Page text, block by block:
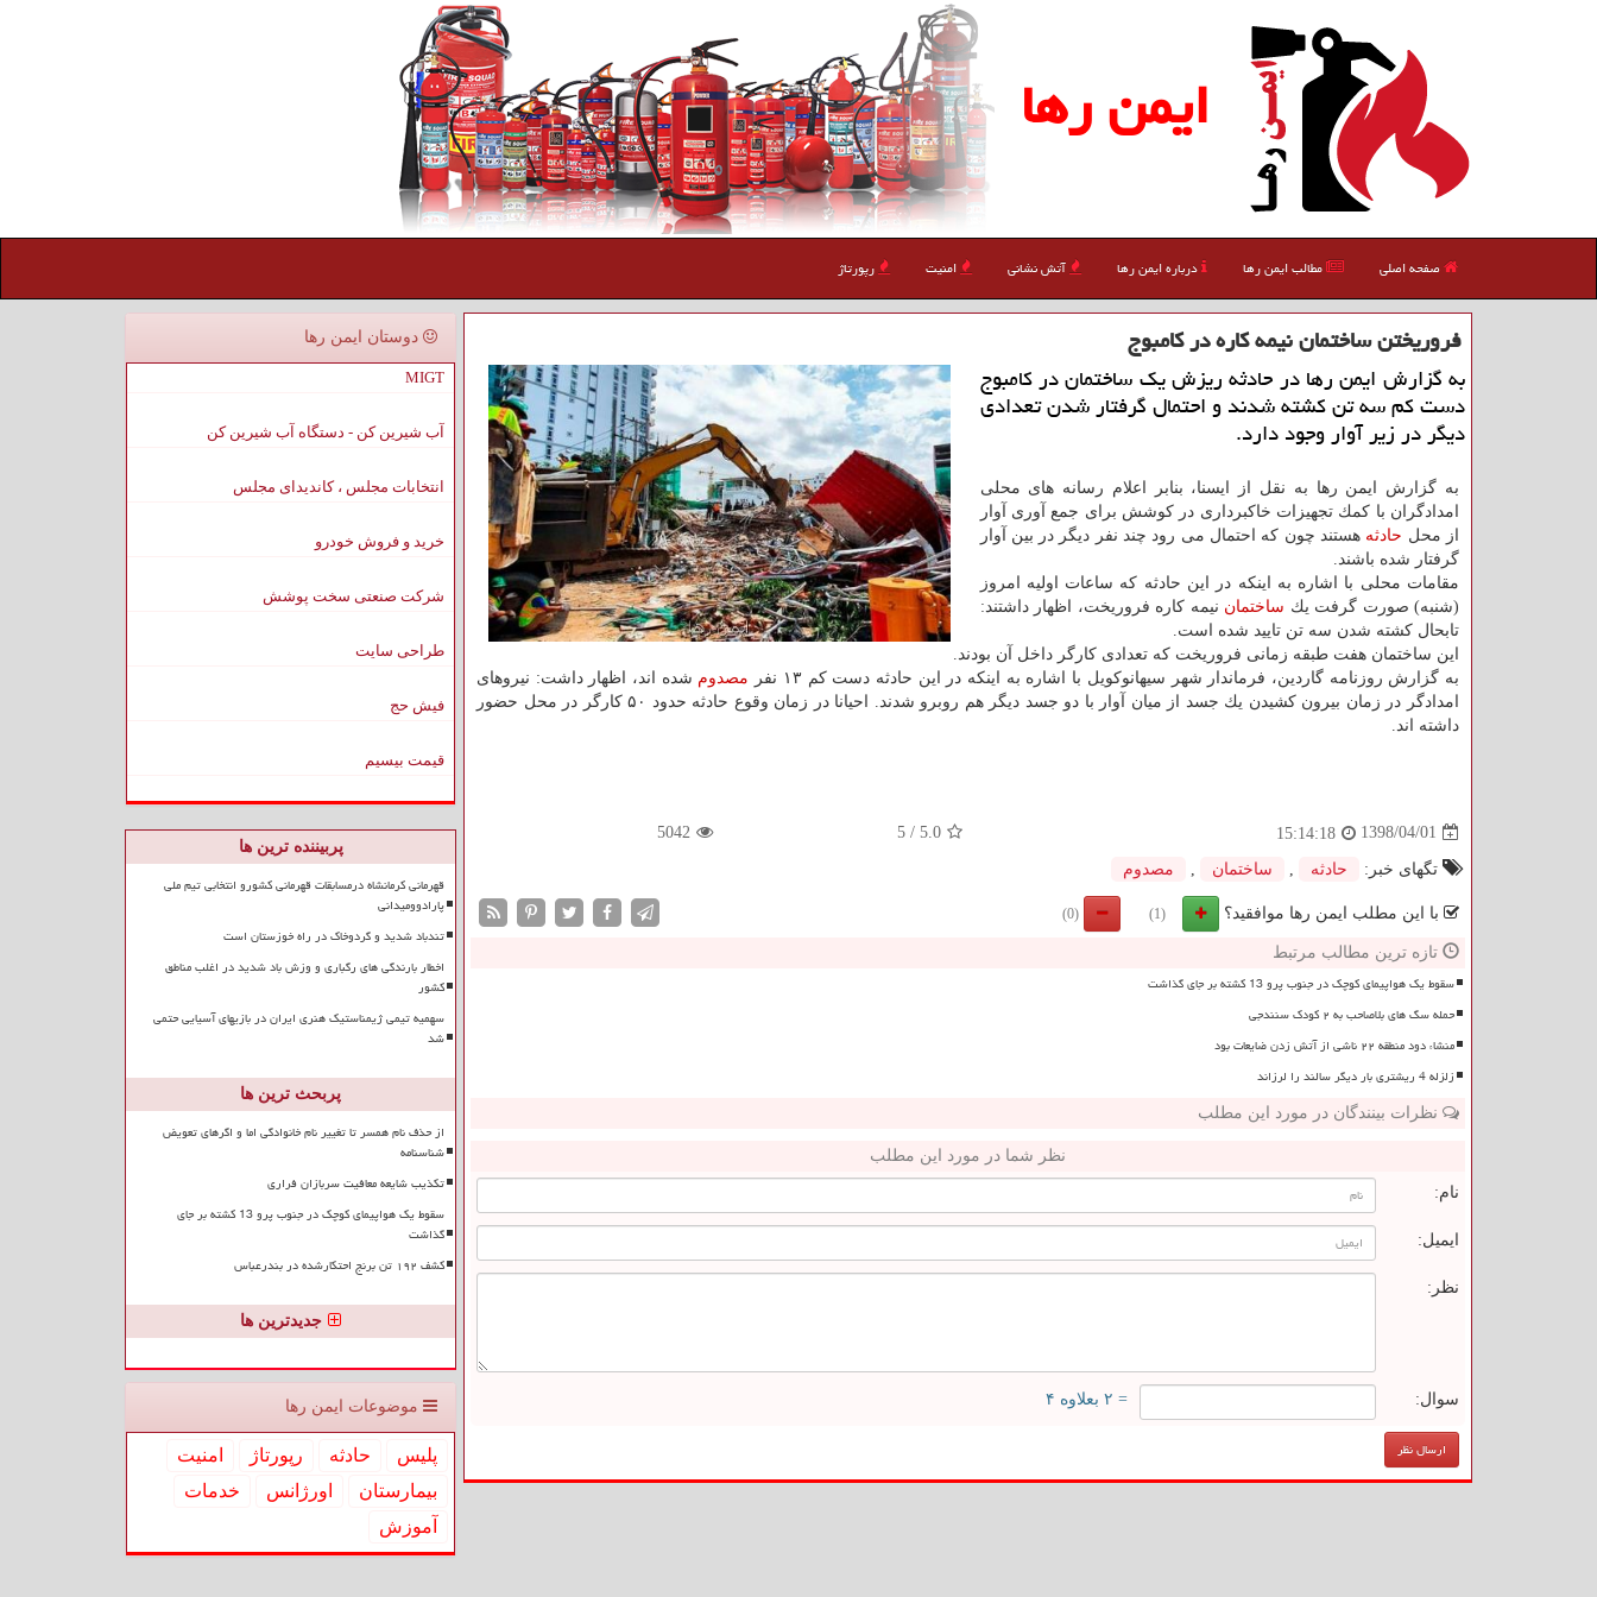
ایمن رها
صفحه اصلی مطالب ایمن رها درباره ایمن رها آتش نشانی امنیت رپورتاژ
فروریختن ساختمان نیمه كاره در كامبوج
به گزارش ایمن رها در حادثه ریزش یك ساختمان در كامبوج
دست كم سه تن كشته شدند و احتمال گرفتار شدن تعدادی
دیگر در زیر آوار وجود دارد.
به گزارش ایمن رها به نقل از ایسنا، بنابر اعلام رسانه های محلی
امدادگران با كمك تجهیزات خاكبرداری در كوشش برای جمع آوری آوار
از محل حادثه هستند چون كه احتمال می رود چند نفر دیگر در بین آوار
گرفتار شده باشند.
مقامات محلی با اشاره به اینكه در این حادثه كه ساعات اولیه امروز
(شنبه) صورت گرفت یك ساختمان نیمه كاره فروریخت، اظهار داشتند:
تابحال كشته شدن سه تن تایید شده است.
این ساختمان هفت طبقه زمانی فروریخت كه تعدادی كارگر داخل آن بودند.
به گزارش روزنامه گاردین، فرماندار شهر سیهانوكویل با اشاره به اینكه در این حادثه دست كم ۱۳ نفر
مصدوم شده اند، اظهار داشت: نیروهای
امدادگر در زمان بیرون كشیدن یك جسد از میان آوار با دو جسد دیگر هم روبرو شدند. احیانا در زمان وقوع حادثه حدود ۵۰ كارگر در محل حضور
داشته اند.
1398/04/01
15:14:18
5.0
/
5
5042
تگهای خبر: حادثه ساختمان مصدوم
با این مطلب ایمن رها موافقید؟ (1)
(0)
تازه ترین مطالب مرتبط
سقوط یک هواپیمای کوچک در جنوب پرو 13 کشته بر جای گذاشت
حمله سگ های بلاصاحب به ۲ کودک سنندجی
منشاء دود منطقه ۲۲ ناشی از آتش زدن ضایعات بود
زلزله 4 ریشتری بار دیگر سالند را لرزاند
نظرات بینندگان در مورد این مطلب
نظر شما در مورد این مطلب
نام:
ایمیل:
نظر:
سوال: = ۲ بعلاوه ۴
دوستان ایمن رها
MIGT
آب شیرین کن - دستگاه آب شیرین کن
انتخابات مجلس ، کاندیدای مجلس
خرید و فروش خودرو
شرکت صنعتی سخت پوشش
طراحی سایت
فیش حج
قیمت بیسیم
پربیننده ترین ها
قهرمانی کرمانشاه درمسابقات قهرمانی کشورو انتخابی تیم ملی
پارادوومیدانی
تندباد شدید و گردوخاک در راه خوزستان است
اخطار بارندگی های رگباری و وزش باد شدید در اغلب مناطق
کشور
سهمیه تیمی ژیمناستیک هنری ایران در بازیهای آسیایی حتمی
شد
پربحث ترین ها
از حذف نام همسر تا تغییر نام خانوادگی اما و اگرهای تعویض
شناسنامه
تکذیب شایعه معافیت سربازان فراری
سقوط یک هواپیمای کوچک در جنوب پرو 13 کشته بر جای
گذاشت
کشف ۱۹۲ تن برنج احتکارشده در بندرعباس
جدیدترین ها
موضوعات ایمن رها
پلیس حادثه رپورتاژ
امنیت
بیمارستان
اورژانس
خدمات
آموزش